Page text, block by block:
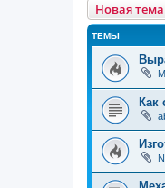
Новая тема
ТЕМЫ
Как